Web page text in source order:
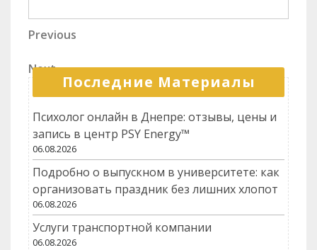
перевозки и
преимущества
транспорта
решение для
Навигация
по
записям
Previous
Previous
Next
Post
Next
Последние Материалы
Психолог онлайн в Днепре: отзывы, цены и
запись в центр PSY Energy™
06.08.2026
Подробно о выпускном в университете: как
организовать праздник без лишних хлопот
06.08.2026
Услуги транспортной компании
06.08.2026